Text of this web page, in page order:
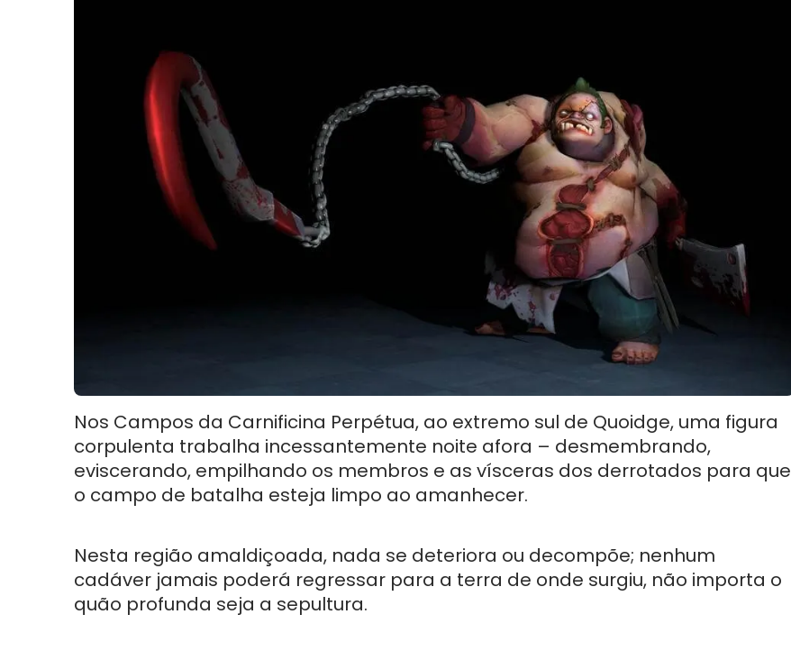
Nos Campos da Carnificina Perpétua, ao extremo sul de Quoidge, uma figura
corpulenta trabalha incessantemente noite afora – desmembrando,
eviscerando, empilhando os membros e as vísceras dos derrotados para que
o campo de batalha esteja limpo ao amanhecer.
Nesta região amaldiçoada, nada se deteriora ou decompõe; nenhum
cadáver jamais poderá regressar para a terra de onde surgiu, não importa o
quão profunda seja a sepultura.